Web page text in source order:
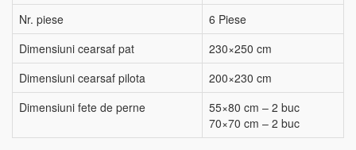
Nr. piese
6 Piese
Dimensiuni cearsaf pat
230×250 cm
Dimensiuni cearsaf pilota
200×230 cm
Dimensiuni fete de perne
55×80 cm – 2 buc
70×70 cm – 2 buc